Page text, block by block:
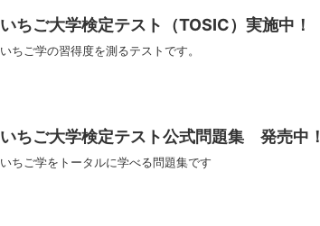
いちご大学検定テスト（TOSIC）実施中！
いちご学の習得度を測るテストです。
いちご大学検定テスト公式問題集 発売中！
いちご学をトータルに学べる問題集です